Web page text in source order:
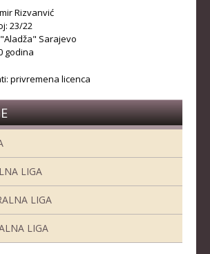
ŠTAB REPREZENTACIJE
SENIORSKA REPREZENTACIJA
SENIORSKA REPREZENTACIJA
JUNIORSKA REPREZENTACIJA
JUNIORSKA REPREZENTACIJA
KADETSKA REPREZENTACIJA
RANG LISTE
SENIORI
Rizvanvić
23/22
Sarajevo
godina
privremena licenca
LIGA
LIGA
LIGA